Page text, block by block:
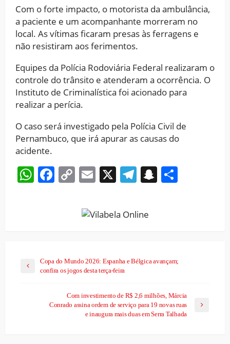
Com o forte impacto, o motorista da ambulância,
a paciente e um acompanhante morreram no
local. As vítimas ficaram presas às ferragens e
não resistiram aos ferimentos.
Equipes da Polícia Rodoviária Federal realizaram o
controle do trânsito e atenderam a ocorrência. O
Instituto de Criminalística foi acionado para
realizar a perícia.
O caso será investigado pela Polícia Civil de
Pernambuco, que irá apurar as causas do
acidente.
WhatsApp
Facebook
CopyEmail
X Telegram
Snapchat
Copa do Mundo 2026: Espanha e Bélgica avançam;
confira os jogos desta terça-feira
Com investimento de R$ 2,6 milhões, Márcia
Conrado assina ordem de serviço para 19 novas ruas
e inaugura mais duas em Serra Talhada